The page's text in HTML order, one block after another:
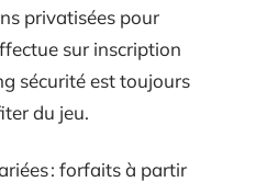
privatisées pour
sur inscription
sécurité est toujours
du jeu.
: forfaits à partir